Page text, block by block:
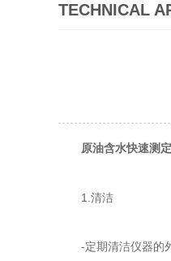
TECHNICAL
原油含水快速测
1.清洁
-定期清洁仪器的外